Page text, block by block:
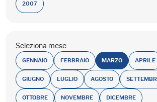
2007
Seleziona mese:
GENNAIO FEBBRAIO MARZO APRILE
GIUGNO LUGLIO AGOSTO
OTTOBRE NOVEMBRE DICEMBRE